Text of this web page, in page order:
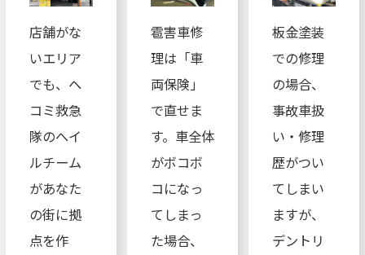
店舗がな
いエリア
でも、ヘ
コミ救急
隊のへイ
ルチーム
があなた
の街に拠
点を作
雹害車修
理は「車
両保険」
で直せま
す。車全体
がボコボ
コになっ
てしまっ
た場合、
板金塗装
での修理
の場合、
事故車扱
い・修理
歴がつい
てしまい
ますが、
デントリ